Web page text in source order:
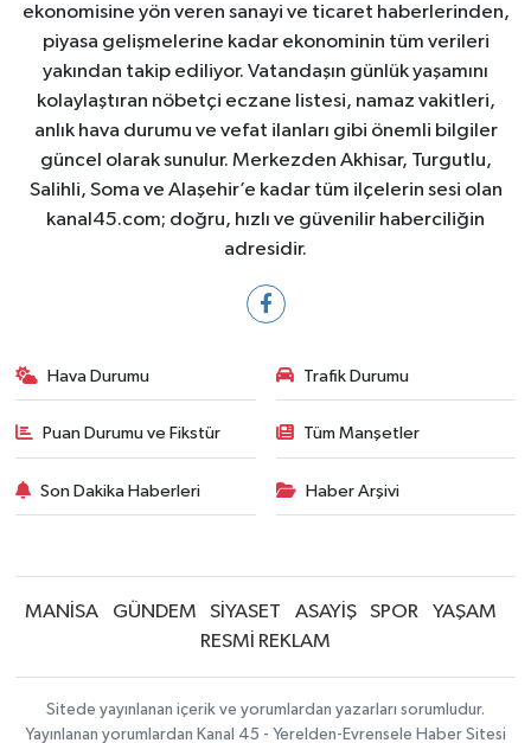
ekonomisine yön veren sanayi ve ticaret haberlerinden,
piyasa gelişmelerine kadar ekonominin tüm verileri
yakından takip ediliyor. Vatandaşın günlük yaşamını
kolaylaştıran nöbetçi eczane listesi, namaz vakitleri,
anlık hava durumu ve vefat ilanları gibi önemli bilgiler
güncel olarak sunulur. Merkezden Akhisar, Turgutlu,
Salihli, Soma ve Alaşehir’e kadar tüm ilçelerin sesi olan
kanal45.com; doğru, hızlı ve güvenilir haberciliğin
adresidir.
Hava Durumu Trafik Durumu
Puan Durumu ve Fikstür Tüm Manşetler
Son Dakika Haberleri Haber Arşivi
MANİSA GÜNDEM SİYASET ASAYİŞ SPOR
YAŞAM
RESMİ REKLAM
Sitede yayınlanan içerik ve yorumlardan yazarları sorumludur.
Yayınlanan yorumlardan Kanal 45 - Yerelden-Evrensele Haber Sitesi